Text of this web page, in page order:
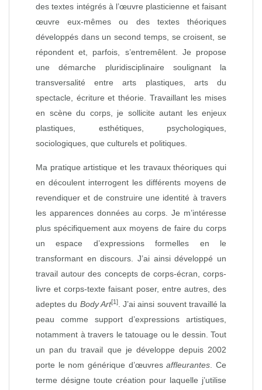
des textes intégrés à l’œuvre plasticienne et faisant
œuvre eux-mêmes ou des textes théoriques
développés dans un second temps, se croisent, se
répondent et, parfois, s’entremêlent. Je propose
une démarche pluridisciplinaire soulignant la
transversalité entre arts plastiques, arts du
spectacle, écriture et théorie. Travaillant les mises
en scène du corps, je sollicite autant les enjeux
plastiques, esthétiques, psychologiques,
sociologiques, que culturels et politiques.
Ma pratique artistique et les travaux théoriques qui
en découlent interrogent les différents moyens de
revendiquer et de construire une identité à travers
les apparences données au corps. Je m’intéresse
plus spécifiquement aux moyens de faire du corps
un espace d’expressions formelles en le
transformant en discours. J’ai ainsi développé un
travail autour des concepts de corps-écran, corps-
livre et corps-texte faisant poser, entre autres, des
adeptes du Body Art[1]. J’ai ainsi souvent travaillé la
peau comme support d’expressions artistiques,
notamment à travers le tatouage ou le dessin. Tout
un pan du travail que je développe depuis 2002
porte le nom générique d’œuvresaffleurantes . Ce
terme désigne toute création pour laquelle j’utilise